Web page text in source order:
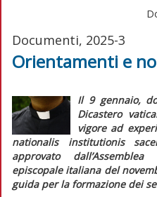
Documenti, 2025-3
Orientamenti e
Il 9 gennaio,
Dicastero
vigore ad
nationalis institutionis
approvato
episcopale italiana del
guida per la formazione dei